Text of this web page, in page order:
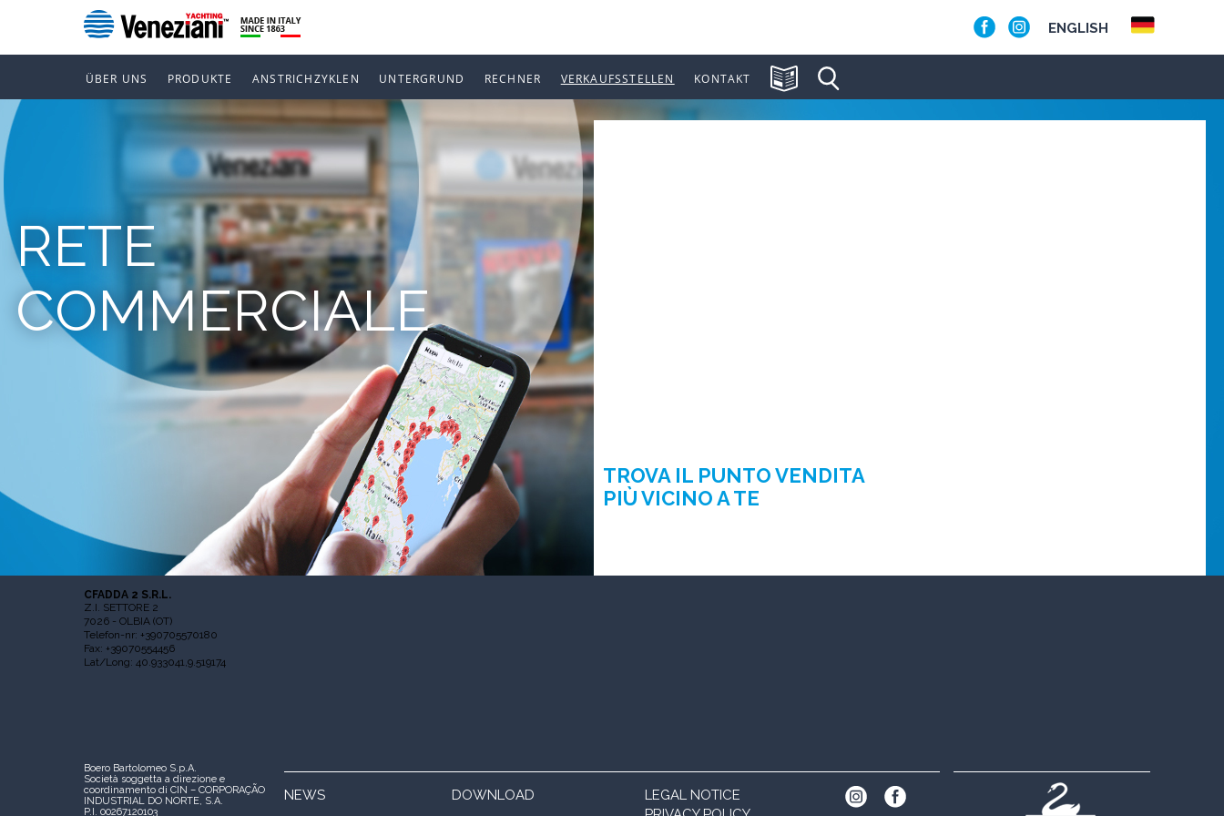
ENGLISH
ÜBER UNS PRODUKTE ANSTRICHZYKLEN UNTERGRUND RECHNER VERKAUFSSTELLEN KONTAKT
RETE
COMMERCIALE
TROVA IL PUNTO VENDITA
PIÙ VICINO A TE
CFADDA 2 S.R.L.
Z.I. SETTORE 2
7026 - OLBIA (OT)
Telefon-nr: +390705570180
Fax: +39070554456
Lat/Long: 40.933041,9.519174
Boero Bartolomeo S.p.A.
Società soggetta a direzione e
coordinamento di CIN – CORPORAÇÃO
INDUSTRIAL DO NORTE, S.A.
P.I. 00267120103
NEWS DOWNLOAD
LEGAL NOTICE